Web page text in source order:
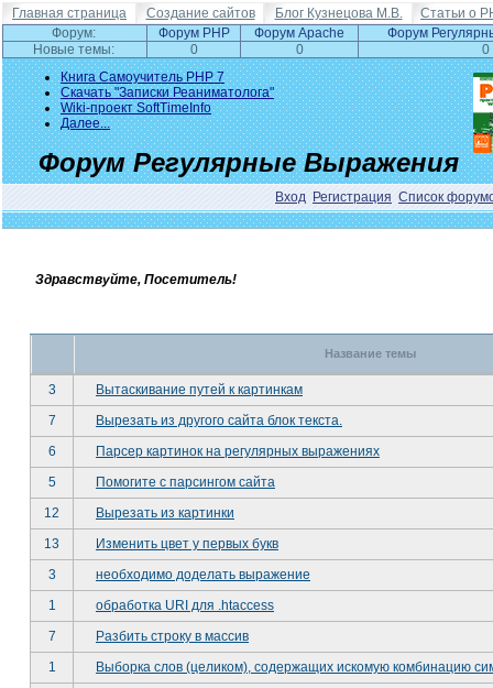
Главная страница Создание сайтов Блог Кузнецова М.В.
Статьи о
Форум:
Форум PHP Форум Apache
Форум
Новые темы:
0 0
0
Книга Самоучитель PHP 7
Скачать "Записки Реаниматолога"
Wiki-проект SoftTimeInfo
Далее...
Форум Регулярные Выражения
Вход Регистрация Список
Здравствуйте, Посетитель!
Название темы
3
Вытаскивание путей к картинкам
7
Вырезать из другого сайта блок текста.
6
Парсер картинок на регулярных выражениях
5
Помогите с парсингом сайта
12
Вырезать из картинки
13
Изменить цвет у первых букв
3
необходимо доделать выражение
1
обработка URI для .htaccess
7
Разбить строку в массив
1
Выборка слов (целиком), содержащих искомую комбинацию